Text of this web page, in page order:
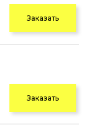
Заказать
Заказать